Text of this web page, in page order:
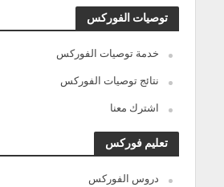
توصيات الفوركس
خدمة توصيات الفوركس
نتائج توصيات الفوركس
اشترك معنا
تعليم فوركس
دروس الفوركس